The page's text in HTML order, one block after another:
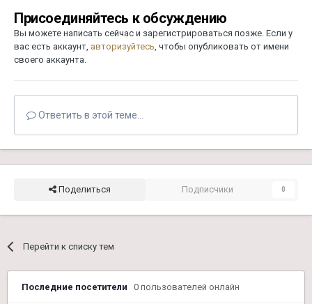
Присоединяйтесь к обсуждению
Вы можете написать сейчас и зарегистрироваться позже. Если у
вас есть аккаунт, авторизуйтесь , чтобы опубликовать от имени
своего аккаунта.
Ответить в этой теме...
Поделиться Подписчики 0
Перейти к списку тем
Последние посетители 0 пользователей онлайн